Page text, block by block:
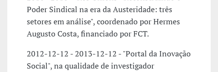
Poder Sindical na era da Austeridade: três
setores em análise", coordenado por Hermes
Augusto Costa, financiado por FCT.
2012-12-12 - 2013-12-12 - "Portal da Inovação
Social", na qualidade de investigador